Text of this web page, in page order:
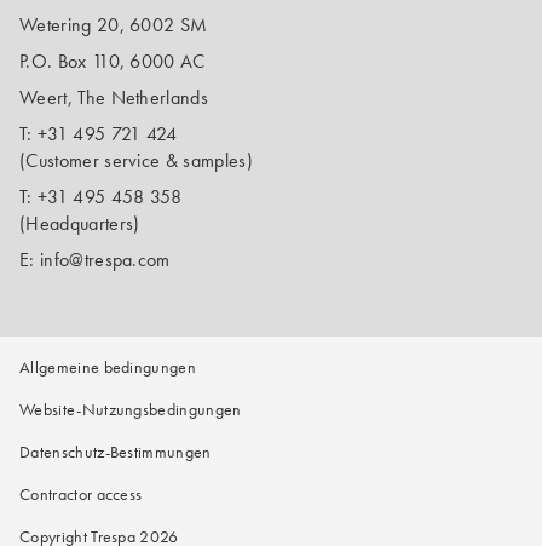
Wetering 20, 6002 SM
P.O. Box 110, 6000 AC
Weert, The Netherlands
T: +31 495 721 424
(Customer service & samples)
T: +31 495 458 358
(Headquarters)
E: info@trespa.com
Allgemeine bedingungen
Website-Nutzungsbedingungen
Datenschutz-Bestimmungen
Contractor access
Copyright Trespa 2026